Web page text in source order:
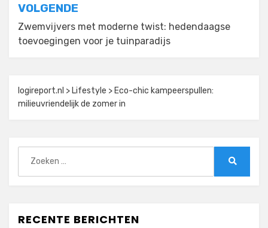
VOLGENDE
Zwemvijvers met moderne twist: hedendaagse
toevoegingen voor je tuinparadijs
logireport.nl > Lifestyle > Eco-chic kampeerspullen:
milieuvriendelijk de zomer in
naar:
RECENTE BERICHTEN